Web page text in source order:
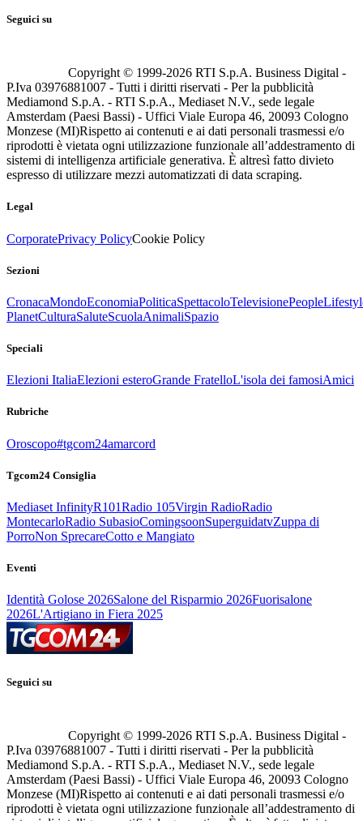
Seguici su
Copyright © 1999-2026 RTI S.p.A. Business Digital -
P.Iva 03976881007 - Tutti i diritti riservati - Per la pubblicità
Mediamond S.p.A. - RTI S.p.A., Mediaset N.V., sede legale
Amsterdam (Paesi Bassi) - Uffici Viale Europa 46, 20093 Cologno
Monzese (MI)Rispetto ai contenuti e ai dati personali trasmessi e/o
riprodotti è vietata ogni utilizzazione funzionale all’addestramento di
sistemi di intelligenza artificiale generativa. È altresì fatto divieto
espresso di utilizzare mezzi automatizzati di data scraping.
Legal
CorporatePrivacy PolicyCookie Policy
Sezioni
CronacaMondoEconomiaPoliticaSpettacoloTelevisionePeople
PlanetCulturaSaluteScuolaAnimaliSpazio
Speciali
Elezioni ItaliaElezioni esteroGrande FratelloL'isola dei famosiAmici
Rubriche
Oroscopo#tgcom24amarcord
Tgcom24 Consiglia
Mediaset InfinityR101Radio 105Virgin RadioRadio
MontecarloRadio SubasioComingsoonSuperguidatvZuppa di
PorroNon SprecareCotto e Mangiato
Eventi
Identità Golose 2026Salone del Risparmio 2026Fuorisalone
2026L'Artigiano in Fiera 2025
Seguici su
Copyright © 1999-2026 RTI S.p.A. Business Digital -
P.Iva 03976881007 - Tutti i diritti riservati - Per la pubblicità
Mediamond S.p.A. - RTI S.p.A., Mediaset N.V., sede legale
Amsterdam (Paesi Bassi) - Uffici Viale Europa 46, 20093 Cologno
Monzese (MI)Rispetto ai contenuti e ai dati personali trasmessi e/o
riprodotti è vietata ogni utilizzazione funzionale all’addestramento di